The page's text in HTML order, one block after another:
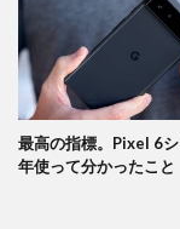
最高の指標。Pixel 6
年使って分かったこと